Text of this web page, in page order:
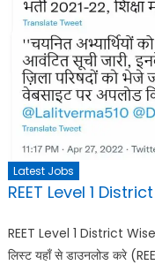
Latest Jobs
REET Level 1
REET Level 1 District Wise
लिस्ट यहाँ से डाउनलोड करे